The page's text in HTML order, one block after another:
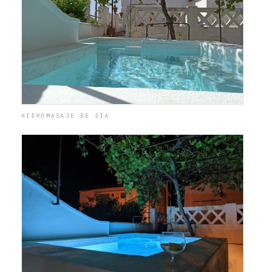
HIDROMASAJE DE DÍA